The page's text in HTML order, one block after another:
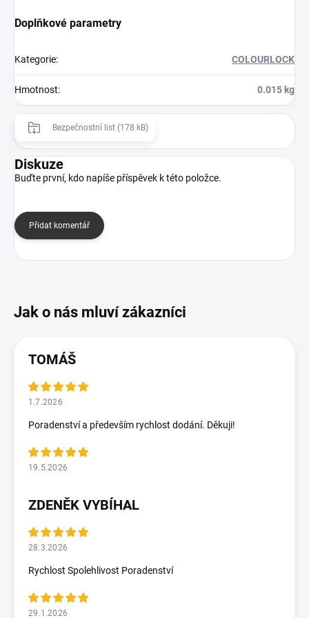
Doplňkové parametry
Kategorie: COLOURLOCK
Hmotnost: 0.015 kg
Bezpečnostní list (178 kB)
Diskuze
Buďte první, kdo napíše příspěvek k této položce.
Přidat komentář
TOMÁŠ
1.7.2026
Poradenství a především rychlost dodání. Děkuji!
19.5.2026
ZDENĚK VYBÍHAL
28.3.2026
Rychlost Spolehlivost Poradenství
29.1.2026